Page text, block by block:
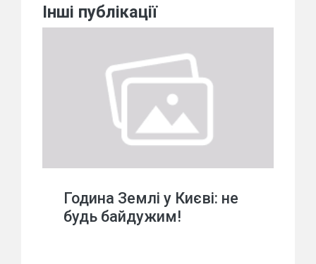
Інші публікації
Година Землі у Києві: не
будь байдужим!